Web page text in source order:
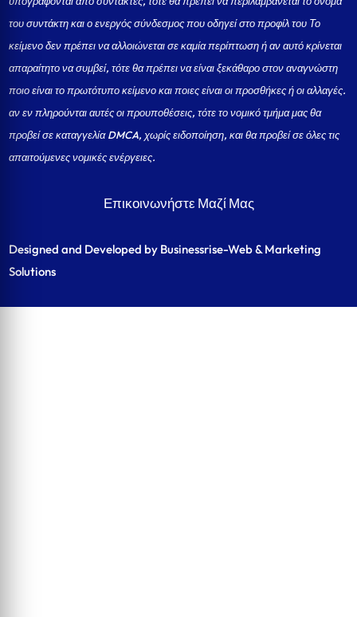
του συντάκτη και ο ενεργός σύνδεσμος που οδηγεί στο προφίλ του Το
κείμενο δεν πρέπει να αλλοιώνεται σε καμία περίπτωση ή αν αυτό κρίνεται
απαραίτητο να συμβεί, τότε θα πρέπει να είναι ξεκάθαρο στον αναγνώστη
ποιο είναι το πρωτότυπο κείμενο και ποιες είναι οι προσθήκες ή οι αλλαγές.
αν εν πληρούνται αυτές οι προυποθέσεις, τότε το νομικό τμήμα μας θα
προβεί σε καταγγελία DMCA, χωρίς ειδοποίηση, και θα προβεί σε όλες τις
απαιτούμενες νομικές ενέργειες.
Επικοινωνήστε Μαζί Μας
Designed and Developed by Businessrise-Web & Marketing
Solutions